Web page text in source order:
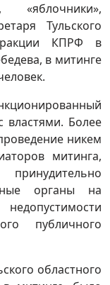
Тульского
КПРФ в
в митинге
властями. Более
никем
митинга,
органы на
публичного
областного